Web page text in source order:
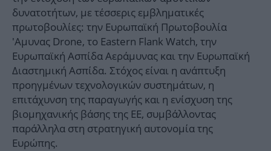
δυνατοτήτων, με τέσσερις εμβληματικές
πρωτοβουλίες: την Ευρωπαϊκή Πρωτοβουλία
'Αμυνας Drone, το Eastern Flank Watch, την
Ευρωπαϊκή Ασπίδα Αεράμυνας και την Ευρωπαϊκή
Διαστημική Ασπίδα. Στόχος είναι η ανάπτυξη
προηγμένων τεχνολογικών συστημάτων, η
επιτάχυνση της παραγωγής και η ενίσχυση της
βιομηχανικής βάσης της ΕΕ, συμβάλλοντας
παράλληλα στη στρατηγική αυτονομία της
Ευρώπης.